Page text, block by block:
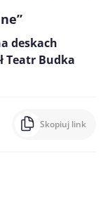
deskach
Teatr Budka
Skopiuj link